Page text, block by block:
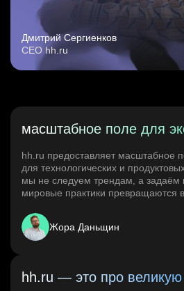
Дмитрий Сергиенков
CEO hh.ru
масштабное поле для
hh.ru предоставляет масштабное
для технологических и
мы не следуем трендам, а задаём
мировые практики превращаются
Жора Даньщин
hh.ru — это про великую